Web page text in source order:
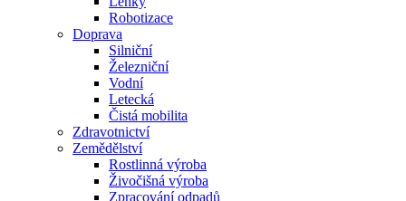
Robotizace
Doprava
Silniční
Železniční
Vodní
Letecká
Čistá mobilita
Zdravotnictví
Zemědělství
Rostlinná výroba
Živočišná výroba
Zpracování odpadů